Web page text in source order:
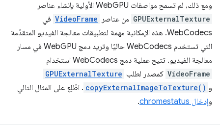
ومع ذلك، لم تسمح مواصفات WebGPU الأولية بإنشاء عناصر
GPUExternalTexture من عناصر VideoFrame في
WebCodecs. هذه الإمكانية مهمة لتطبيقات معالجة الفيديو المتقدّمة
التي تستخدم WebCodecs حاليًا وتريد دمج WebGPU في مسار
معالجة الفيديو. تتيح عملية دمج WebCodecs استخدام
VideoFrame كمصدر لطلب GPUExternalTexture
و copyExternalImageToTexture() . اطّلِع على المثال التالي
وإدخال chromestatus .